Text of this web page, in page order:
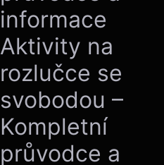
informace
Aktivity na
rozlučce se
svobodou –
Kompletní
průvodce a